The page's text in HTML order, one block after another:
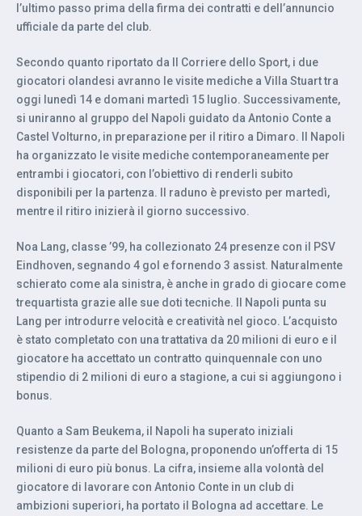
l’ultimo passo prima della firma dei contratti e dell’annuncio
ufficiale da parte del club.
Secondo quanto riportato da Il Corriere dello Sport, i due
giocatori olandesi avranno le visite mediche a Villa Stuart tra
oggi lunedì 14 e domani martedì 15 luglio. Successivamente,
si uniranno al gruppo del Napoli guidato da Antonio Conte a
Castel Volturno, in preparazione per il ritiro a Dimaro. Il Napoli
ha organizzato le visite mediche contemporaneamente per
entrambi i giocatori, con l’obiettivo di renderli subito
disponibili per la partenza. Il raduno è previsto per martedì,
mentre il ritiro inizierà il giorno successivo.
Noa Lang, classe ’99, ha collezionato 24 presenze con il PSV
Eindhoven, segnando 4 gol e fornendo 3 assist. Naturalmente
schierato come ala sinistra, è anche in grado di giocare come
trequartista grazie alle sue doti tecniche. Il Napoli punta su
Lang per introdurre velocità e creatività nel gioco. L’acquisto
è stato completato con una trattativa da 20 milioni di euro e il
giocatore ha accettato un contratto quinquennale con uno
stipendio di 2 milioni di euro a stagione, a cui si aggiungono i
bonus.
Quanto a Sam Beukema, il Napoli ha superato iniziali
resistenze da parte del Bologna, proponendo un’offerta di 15
milioni di euro più bonus. La cifra, insieme alla volontà del
giocatore di lavorare con Antonio Conte in un club di
ambizioni superiori, ha portato il Bologna ad accettare. Le